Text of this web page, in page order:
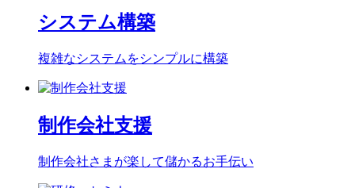
システム構築
複雑なシステムをシンプルに構築
制作会社支援
制作会社さまが楽して儲かるお手伝い